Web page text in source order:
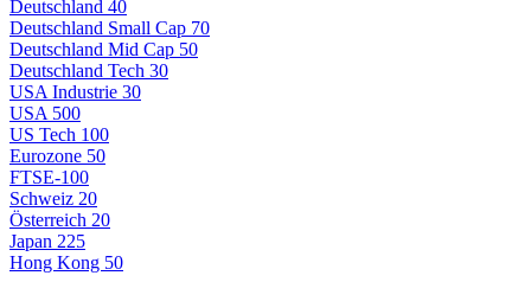
Deutschland 40
Deutschland Small Cap 70
Deutschland Mid Cap 50
Deutschland Tech 30
USA Industrie 30
USA 500
US Tech 100
Eurozone 50
FTSE-100
Schweiz 20
Österreich 20
Japan 225
Hong Kong 50